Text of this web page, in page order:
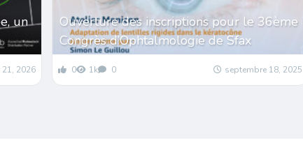
un
21, 2026
Ouverture des inscriptions pour le 36ème
Congrès d’Ophtalmologie de Sfax
0 1k 0 septembre 18, 2025